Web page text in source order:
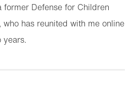
former Defense for Children
who has reunited with me online
years.